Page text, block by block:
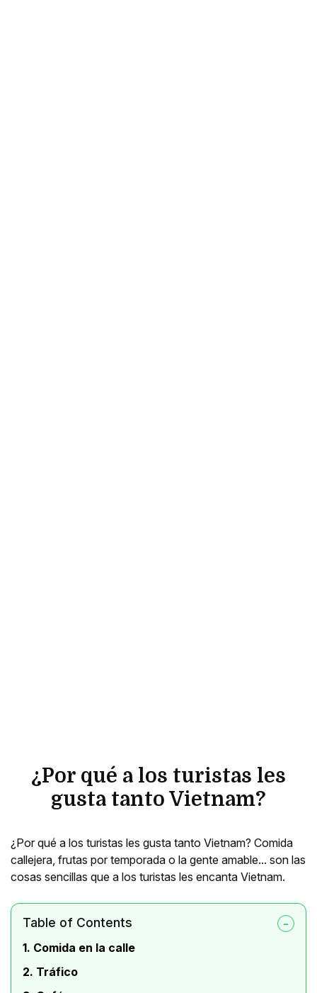
¿Por qué a los turistas les
gusta tanto Vietnam?
¿Por qué a los turistas les gusta tanto Vietnam? Comida
callejera, frutas por temporada o la gente amable... son las
cosas sencillas que a los turistas les encanta Vietnam.
Table of Contents
1. Comida en la calle
2. Tráfico